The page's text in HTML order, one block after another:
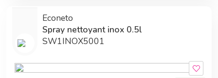
Econeto
Spray nettoyant inox 0.5l
SW1INOX5001